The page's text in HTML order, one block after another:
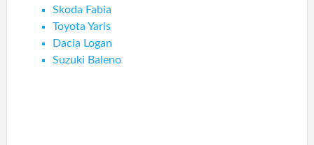
Skoda Fabia
Toyota Yaris
Dacia Logan
Suzuki Baleno